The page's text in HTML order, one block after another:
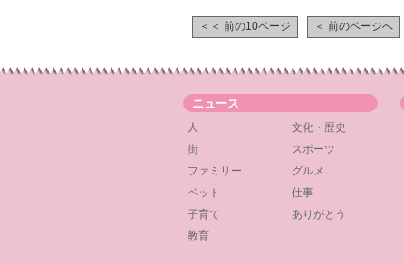
＜＜ 前の10ページ ＜ 前のページへ
ニュース
人
文化・歴史
街
スポーツ
ファミリー
グルメ
ペット
仕事
子育て
ありがとう
教育